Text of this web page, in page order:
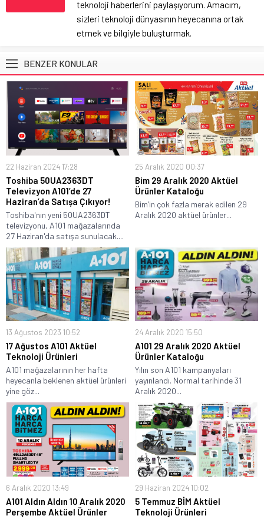
teknoloji haberlerini paylaşıyorum. Amacım,
sizleri teknoloji dünyasının heyecanına ortak
etmek ve bilgiyle buluşturmak.
BENZER KONULAR
22 Haziran 2024 17:28
Toshiba 50UA2363DT
Televizyon A101’de 27
Haziran’da Satışa Çıkıyor!
Toshiba'nın yeni 50UA2363DT
televizyonu, A101 mağazalarında
27 Haziran'da satışa sunulacak....
25 Aralık 2020 00:37
Bim 29 Aralık 2020 Aktüel
Ürünler Kataloğu
Bim’in çok fazla merak edilen 29
Aralık 2020 aktüel ürünler...
13 Ağustos 2023 10:52
17 Ağustos A101 Aktüel
Teknoloji Ürünleri
A101 mağazalarının her hafta
heyecanla beklenen aktüel ürünleri
yine göz...
24 Aralık 2020 15:50
A101 29 Aralık 2020 Aktüel
Ürünler Kataloğu
Yılın son A101 kampanyaları
yayınlandı. Normal tarihinde 31
Aralık 2020...
6 Aralık 2020 13:49
A101 Aldın Aldın 10 Aralık 2020
Perşembe Aktüel Ürünler
29 Haziran 2024 10:02
5 Temmuz BİM Aktüel
Teknoloji Ürünleri